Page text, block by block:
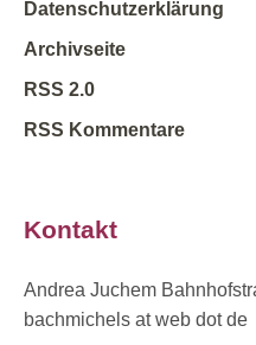
Datenschutzerklärung
Archivseite
RSS 2.0
RSS Kommentare
Kontakt
Andrea Juchem
bachmichels at web dot de